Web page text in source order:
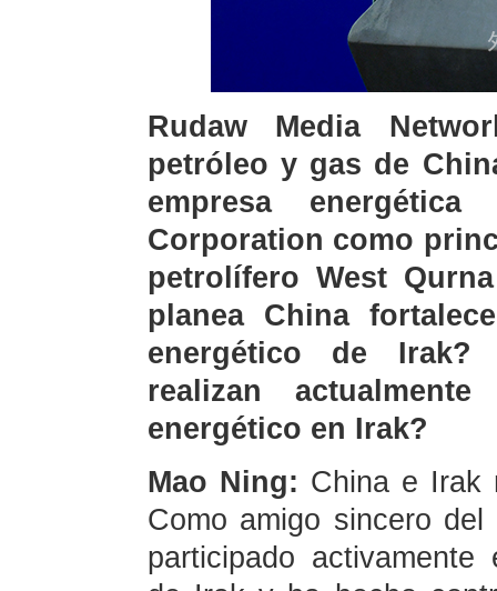
Rudaw Media
petróleo y gas de
empresa energética
Corporation como
petrolífero West
planea China
energético de Irak?
realizan
energético en Irak?
Mao Ning: China e Irak
Como amigo sincero
participado